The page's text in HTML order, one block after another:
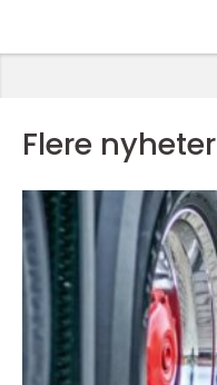
Flere nyheter